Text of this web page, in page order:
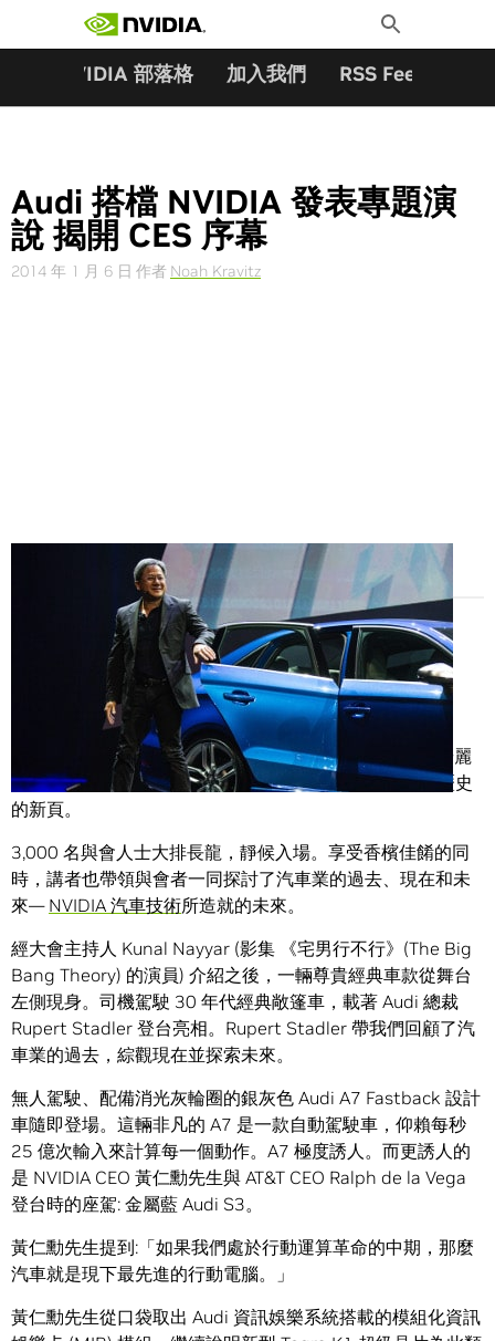
Toggle
Search
NVIDIA 部落格 加入我們 RSS Feeds
Audi 搭檔 NVIDIA 發表專題演
說 揭開 CES 序幕
2014 年 1 月 6 日 作者 Noah Kravitz
NVIDIA 長期合作夥伴之一德國車廠 Audi 於週一晚間在華麗
的大都會切爾西劇院發表其 CES 2014 專題演講，揭開歷史
的新頁。
3,000 名與會人士大排長龍，靜候入場。享受香檳佳餚的同
時，講者也帶領與會者一同探討了汽車業的過去、現在和未
來— NVIDIA 汽車技術所造就的未來。
經大會主持人 Kunal Nayyar (影集 《宅男行不行》(The Big
Bang Theory) 的演員) 介紹之後，一輛尊貴經典車款從舞台
左側現身。司機駕駛 30 年代經典敞篷車，載著 Audi 總裁
Rupert Stadler 登台亮相。Rupert Stadler 帶我們回顧了汽
車業的過去，綜觀現在並探索未來。
無人駕駛、配備消光灰輪圈的銀灰色 Audi A7 Fastback 設計
車隨即登場。這輛非凡的 A7 是一款自動駕駛車，仰賴每秒
25 億次輸入來計算每一個動作。A7 極度誘人。而更誘人的
是 NVIDIA CEO 黃仁勳先生與 AT&T CEO Ralph de la Vega
登台時的座駕: 金屬藍 Audi S3。
黃仁勳先生提到:「如果我們處於行動運算革命的中期，那麼
汽車就是現下最先進的行動電腦。」
黃仁勳先生從口袋取出 Audi 資訊娛樂系統搭載的模組化資訊